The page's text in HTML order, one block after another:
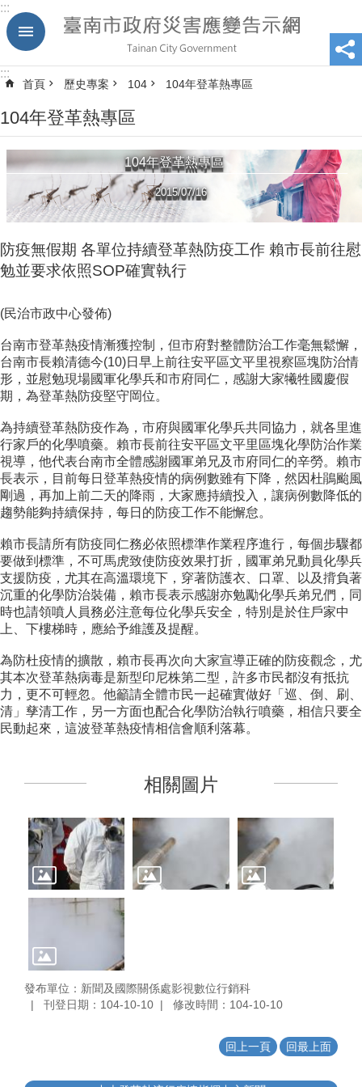
跳到主要內容區塊
:::
:::
首頁 歷史專案 104 104年登革熱專區
104年登革熱專區
104年登革熱專區
2015/07/16
防疫無假期 各單位持續登革熱防疫工作 賴市長前往慰
勉並要求依照SOP確實執行
(民治市政中心發佈)
台南市登革熱疫情漸獲控制，但市府對整體防治工作毫無鬆懈，
台南市長賴清德今(10)日早上前往安平區文平里視察區塊防治情
形，並慰勉現場國軍化學兵和市府同仁，感謝大家犧牲國慶假
期，為登革熱防疫堅守岡位。
為持續登革熱防疫作為，市府與國軍化學兵共同協力，就各里進
行家戶的化學噴藥。賴市長前往安平區文平里區塊化學防治作業
視導，他代表台南市全體感謝國軍弟兄及市府同仁的辛勞。賴市
長表示，目前每日登革熱疫情的病例數雖有下降，然因杜鵑颱風
剛過，再加上前二天的降雨，大家應持續投入，讓病例數降低的
趨勢能夠持續保持，每日的防疫工作不能懈怠。
賴市長請所有防疫同仁務必依照標準作業程序進行，每個步驟都
要做到標準，不可馬虎致使防疫效果打折，國軍弟兄動員化學兵
支援防疫，尤其在高溫環境下，穿著防護衣、口罩、以及揹負著
沉重的化學防治裝備，賴市長表示感謝亦勉勵化學兵弟兄們，同
時也請領噴人員務必注意每位化學兵安全，特別是於住戶家中
上、下樓梯時，應給予維護及提醒。
為防杜疫情的擴散，賴市長再次向大家宣導正確的防疫觀念，尤
其本次登革熱病毒是新型印尼株第二型，許多市民都沒有抵抗
力，更不可輕忽。他籲請全體市民一起確實做好「巡、倒、刷、
清」孳清工作，另一方面也配合化學防治執行噴藥，相信只要全
民動起來，這波登革熱疫情相信會順利落幕。
相關圖片
發布單位：新聞及國際關係處影視數位行銷科
刊登日期：104-10-10
修改時間：104-10-10
回上一頁 回最上面